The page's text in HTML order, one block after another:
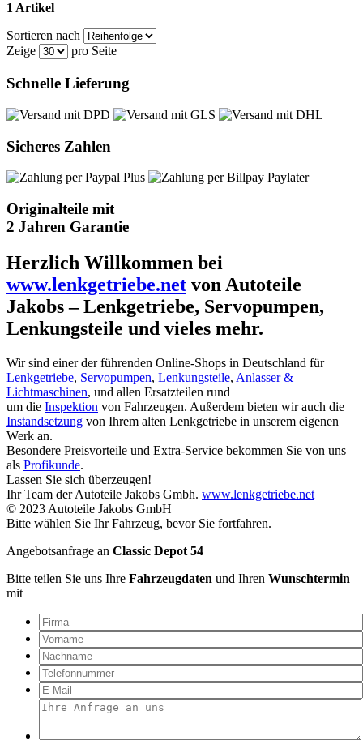
1 Artikel
Sortieren nach
Zeige
pro Seite
Schnelle Lieferung
Sicheres Zahlen
Originalteile mit
2 Jahren Garantie
Herzlich Willkommen bei
www.lenkgetriebe.net von Autoteile
Jakobs – Lenkgetriebe, Servopumpen,
Lenkungsteile und vieles mehr.
Wir sind einer der führenden Online-Shops in Deutschland für
Lenkgetriebe, Servopumpen, Lenkungsteile, Anlasser &
Lichtmaschinen, und allen Ersatzteilen rund
um die Inspektion von Fahrzeugen. Außerdem bieten wir auch die
Instandsetzung von Ihrem alten Lenkgetriebe in unserem eigenen
Werk an.
Besondere Preisvorteile und Extra-Service bekommen Sie von uns
als Profikunde.
Lassen Sie sich überzeugen!
Ihr Team der Autoteile Jakobs Gmbh. www.lenkgetriebe.net
© 2023 Autoteile Jakobs GmbH
Bitte wählen Sie Ihr Fahrzeug, bevor Sie fortfahren.
Angebotsanfrage an Classic Depot 54
Bitte teilen Sie uns Ihre Fahrzeugdaten und Ihren Wunschtermin
mit